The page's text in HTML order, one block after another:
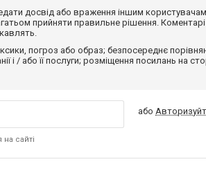
досвід або враження іншим
прийняти правильне рішення. Коментарі
погроз або образ; безпосереднє
і / або її послуги; розміщення посилань на
сайті
або